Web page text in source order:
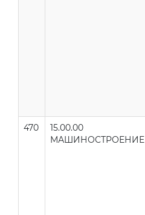
470
15.00.00
МАШИНОСТРОЕНИЕ